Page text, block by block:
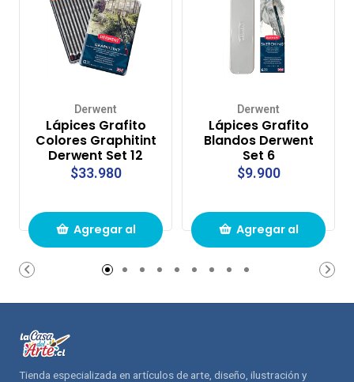
Derwent
Lápices Grafito
Colores Graphitint
Derwent Set 12
$33.980
Agregar al
carrito de
compras
Derwent
Lápices Grafito
Blandos Derwent
Set 6
$9.900
Agregar al
carrito de
compras
Tienda especializada en artículos de arte, diseño, ilustración y